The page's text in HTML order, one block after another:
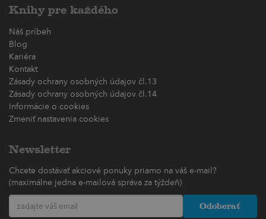
Knihy pre každého
Náš príbeh
Blog
Kariéra
Kontakt
Zásady ochrany osobných údajov čl.13
Zásady ochrany osobných údajov čl.14
Informácie o cookies
Zmeniť nastavenia cookies
Newsletter
Chcete dostávať akciové ponuky priamo na váš e-mail?
(maximálne jedna e-mailová správa za týždeň)
Odoberať